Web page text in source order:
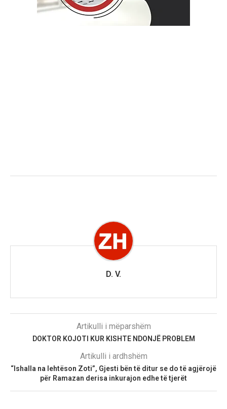
D. V.
Artikulli i mëparshëm
DOKTOR KOJOTI KUR KISHTE NDONJË PROBLEM
Artikulli i ardhshëm
“Ishalla na lehtëson Zoti”, Gjesti bën të ditur se do të agjërojë
për Ramazan derisa inkurajon edhe të tjerët